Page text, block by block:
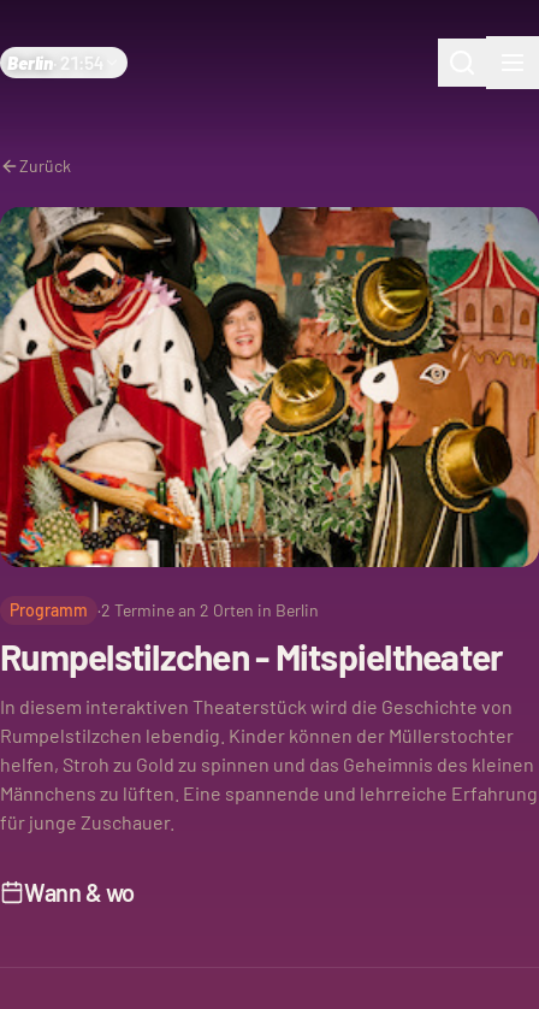
Berlin 21:54
Zurück
Programm ·2 Termine an 2 Orten in Berlin
Rumpelstilzchen - Mitspieltheater
In diesem interaktiven Theaterstück wird die Geschichte von
Rumpelstilzchen lebendig. Kinder können der Müllerstochter
helfen, Stroh zu Gold zu spinnen und das Geheimnis des kleinen
Männchens zu lüften. Eine spannende und lehrreiche Erfahrung
für junge Zuschauer.
Wann & wo